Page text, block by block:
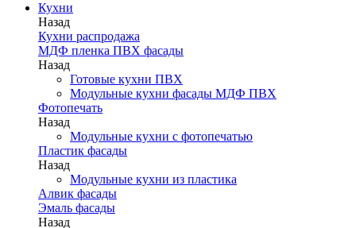
Кухни
Назад
Кухни распродажа
МДФ пленка ПВХ фасады
Назад
Готовые кухни ПВХ
Модульные кухни фасады МДФ ПВХ
Фотопечать
Назад
Модульные кухни с фотопечатью
Пластик фасады
Назад
Модульные кухни из пластика
Алвик фасады
Эмаль фасады
Назад